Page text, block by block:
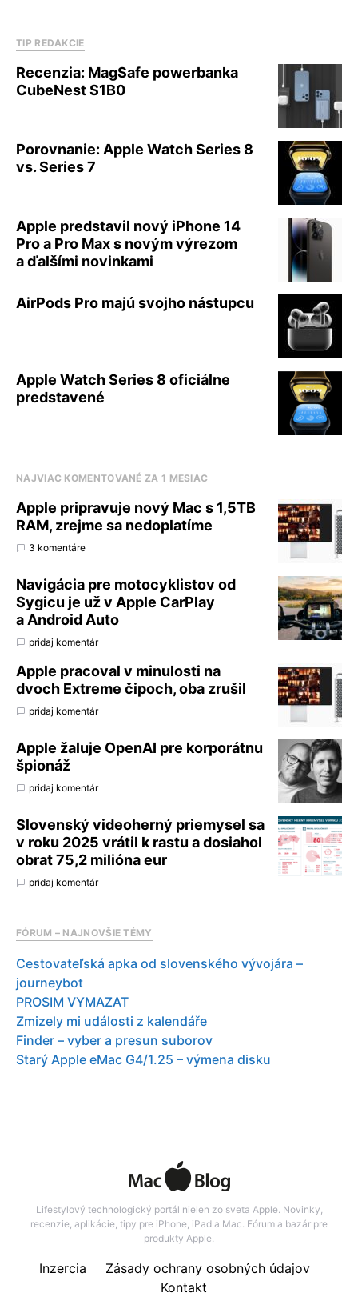
TIP REDAKCIE
Recenzia: MagSafe powerbanka
CubeNest S1B0
Porovnanie: Apple Watch Series 8
vs. Series 7
Apple predstavil nový iPhone 14
Pro a Pro Max s novým výrezom
a ďalšími novinkami
AirPods Pro majú svojho nástupcu
Apple Watch Series 8 oficiálne
predstavené
NAJVIAC KOMENTOVANÉ ZA 1 MESIAC
Apple pripravuje nový Mac s 1,5TB
RAM, zrejme sa nedoplatíme
3 komentáre
Navigácia pre motocyklistov od
Sygicu je už v Apple CarPlay
a Android Auto
pridaj komentár
Apple pracoval v minulosti na
dvoch Extreme čipoch, oba zrušil
pridaj komentár
Apple žaluje OpenAI pre korporátnu
špionáž
pridaj komentár
Slovenský videoherný priemysel sa
v roku 2025 vrátil k rastu a dosiahol
obrat 75,2 milióna eur
pridaj komentár
FÓRUM – NAJNOVŠIE TÉMY
Cestovateľská apka od slovenského vývojára –
journeybot
PROSIM VYMAZAT
Zmizely mi události z kalendáře
Finder – vyber a presun suborov
Starý Apple eMac G4/1.25 – výmena disku
Lifestylový technologický portál nielen zo sveta Apple. Novinky,
recenzie, aplikácie, tipy pre iPhone, iPad a Mac. Fórum a bazár pre
produkty Apple.
Inzercia
Zásady ochrany osobných údajov
Kontakt